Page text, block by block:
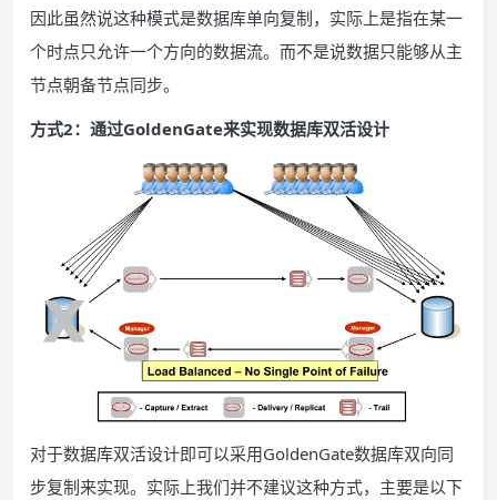
因此虽然说这种模式是数据库单向复制，实际上是指在某一
个时点只允许一个方向的数据流。而不是说数据只能够从主
节点朝备节点同步。
方式2：通过GoldenGate来实现数据库双活设计
对于数据库双活设计即可以采用GoldenGate数据库双向同
步复制来实现。实际上我们并不建议这种方式，主要是以下